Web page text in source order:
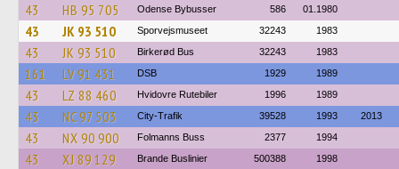
43 HB 95 705 Odense Bybusser 586 01.1980
43 JK 93 510 Sporvejsmuseet 32243 1983
43 JK 93 510 Birkerød Bus 32243 1983
161 LV 91 431 DSB 1929 1989
43 LZ 88 460 Hvidovre Rutebiler 1996 1989
43 NC 97 503 City-Trafik 39528 1993 2013
43 NX 90 900 Folmanns Buss 2377 1994
43 XJ 89 129 Brande Buslinier 500388 1998